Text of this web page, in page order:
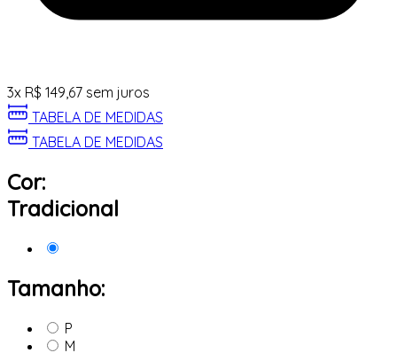
3x R$ 149,67 sem juros
TABELA DE MEDIDAS
TABELA DE MEDIDAS
Cor:
Tradicional
Tamanho:
P
M